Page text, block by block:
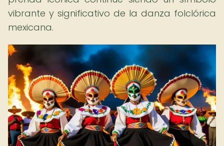
vibrante y significativo de la danza folclórica
mexicana.